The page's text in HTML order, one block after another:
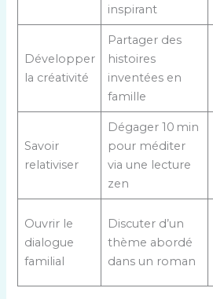
inspirant
Développer
la créativité
Partager des
histoires
inventées en
famille
Savoir
relativiser
Dégager 10 min
pour méditer
via une lecture
zen
Ouvrir le
dialogue
familial
Discuter d’un
thème abordé
dans un roman